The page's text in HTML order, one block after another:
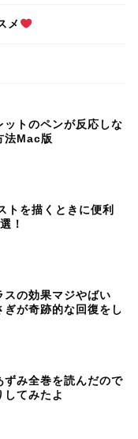
メ
ットのペンが反応しな
法Mac版
トを描くときに便利
！
スの効果マジやばい
ぎが奇跡的な回復をし
ずみ全巻を読んだので
してみたよ